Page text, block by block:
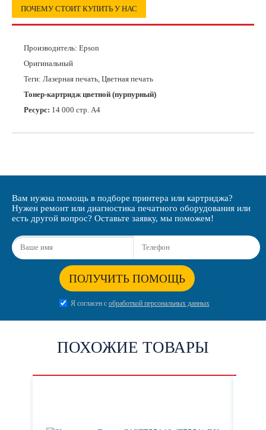
ПОЧЕМУ СТОИТ КУПИТЬ У НАС
Производитель: Epson
Оригинальный
Теги: Лазерная печать, Цветная печать
Тонер-картридж цветной (пурпурный)
Ресурс: 14 000 стр. А4
Вам нужна помощь в подборе принтера или картриджа?
Нужен ремонт или диагностика печатного оборудования или
есть другой вопрос? Оставьте заявку, мы поможем!
ПОЛУЧИТЬ ПОМОЩЬ
Я согласен с обработкой персональных данных
ПОХОЖИЕ ТОВАРЫ